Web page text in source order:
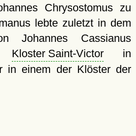
Chrysostomus zu
lebte zuletzt in dem
Johannes Cassianus
Kloster Saint-Victorin
in einem der Klöster der